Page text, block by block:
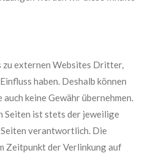
zu externen Websites Dritter,
haben. Deshalb können
keine Gewähr übernehmen.
Seiten ist stets der jeweilige
verantwortlich. Die
Zeitpunkt der Verlinkung auf